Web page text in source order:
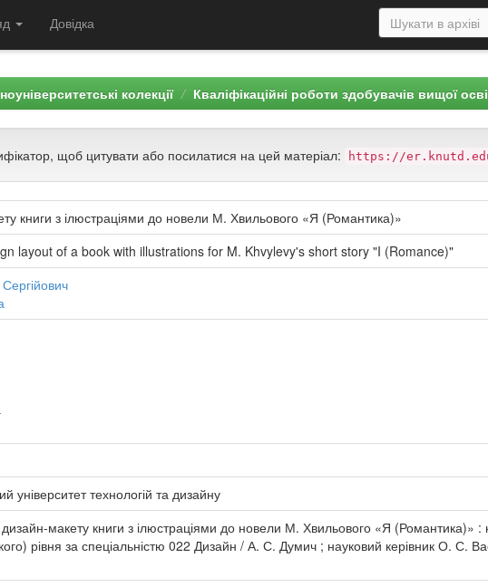
Довідка
колекції Кваліфікаційні роботи здобувачів вищої
щоб цитувати або посилатися на цей матеріал: https://
книги з ілюстраціями до новели М. Хвильового «Я (Романтика)»
layout of a book with illustrations for M. Khvylevy's short story "I (Romance)"
університет технологій та дизайну
макету книги з ілюстраціями до новели М. Хвильового «Я (Романтика)» :
рівня за спеціальністю 022 Дизайн / А. С. Думич ; науковий керівник О. С.